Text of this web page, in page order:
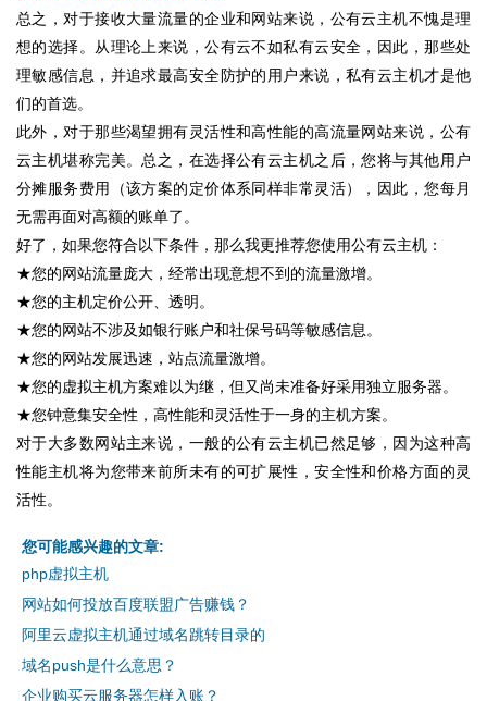
总之，对于接收大量流量的企业和网站来说，公有云主机不愧是理
想的选择。从理论上来说，公有云不如私有云安全，因此，那些处
理敏感信息，并追求最高安全防护的用户来说，私有云主机才是他
们的首选。
此外，对于那些渴望拥有灵活性和高性能的高流量网站来说，公有
云主机堪称完美。总之，在选择公有云主机之后，您将与其他用户
分摊服务费用（该方案的定价体系同样非常灵活），因此，您每月
无需再面对高额的账单了。
好了，如果您符合以下条件，那么我更推荐您使用公有云主机：
★您的网站流量庞大，经常出现意想不到的流量激增。
★您的主机定价公开、透明。
★您的网站不涉及如银行账户和社保号码等敏感信息。
★您的网站发展迅速，站点流量激增。
★您的虚拟主机方案难以为继，但又尚未准备好采用独立服务器。
★您钟意集安全性，高性能和灵活性于一身的主机方案。
对于大多数网站主来说，一般的公有云主机已然足够，因为这种高
性能主机将为您带来前所未有的可扩展性，安全性和价格方面的灵
活性。
您可能感兴趣的文章:
php虚拟主机
网站如何投放百度联盟广告赚钱？
阿里云虚拟主机通过域名跳转目录的
域名push是什么意思？
企业购买云服务器怎样入账？